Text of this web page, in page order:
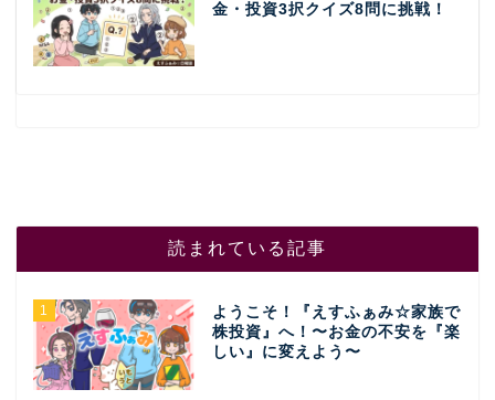
金・投資3択クイズ8問に挑戦！
読まれている記事
1
ようこそ！『えすふぁみ☆家族で
株投資』へ！〜お金の不安を『楽
しい』に変えよう〜